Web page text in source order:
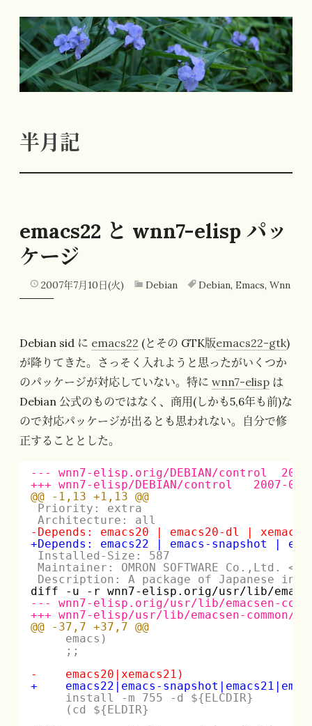
コ
ン
テ
ン
ス
半月記
emacs22 と wnn7-elisp パッ
ケージ
2007年7月10日(火) Debian Debian,Emacs,Wnn
Debian sid に emacs22 (とその GTK版emacs22-gtk)
が降りてきた。さっそく入れようと思ったがいくつか
のパッケージが対応していない。特に wnn7-elisp は
Debian 公式のものではなく、商用(しかも5,6年も前)な
ので対応パッケージが出るとも思われない。自分で修
正することとした。
--- wnn7-elisp.orig/DEBIAN/control
+++ wnn7-elisp/DEBIAN/control   2007-07-
@@ -1,13 +1,13 @@
Priority: extra
Architecture: all
-Depends: emacs20 | emacs20-dl |
+Depends: emacs22 | emacs-snapshot |
Installed-Size: 587
Maintainer: OMRON SOFTWARE Co.,Ltd.
Description: A package of Japanese
diff -u -r wnn7-elisp.orig/usr/lib/
--- wnn7-elisp.orig/usr/lib/emacsen-
+++ wnn7-elisp/usr/lib/emacsen-common/
@@ -37,7 +37,7 @@
emacs)
;;
-    emacs20|xemacs21)
+    emacs22|emacs-
install -m 755 -d ${ELCDIR}
(cd ${ELDIR}